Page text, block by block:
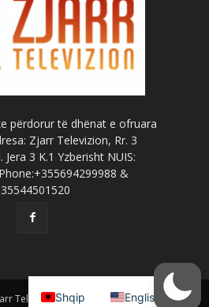
përdorur të dhënat e ofruara
Zjarr Televizion, Rr. 3
3 K.1 Yzberisht NUIS:
&
Televizion 2026
Shqip English